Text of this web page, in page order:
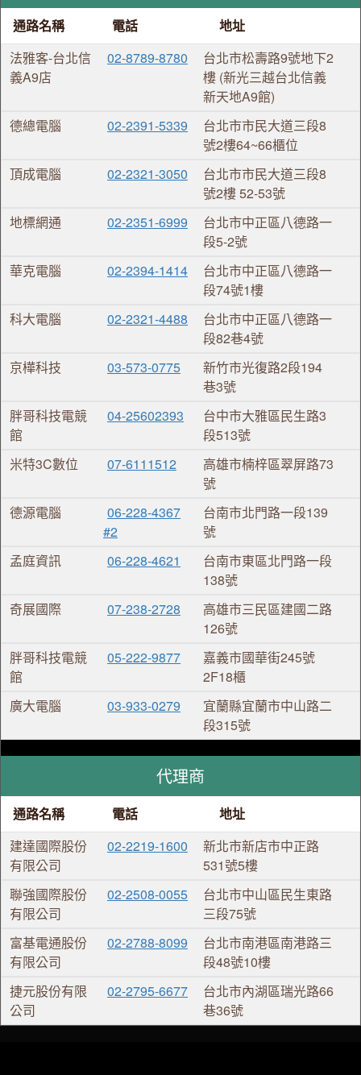
通路名稱 電話
地址
法雅客-台北信
義A9店
02-8789-8780
台北市松壽路9號地下2
樓 (新光三越台北信義
新天地A9館)
德總電腦
02-2391-5339
台北市市民大道三段8
號2樓64~66櫃位
頂成電腦
02-2321-3050
台北市市民大道三段8
號2樓 52-53號
地標網通
02-2351-6999
台北市中正區八德路一
段5-2號
華克電腦
02-2394-1414
台北市中正區八德路一
段74號1樓
科大電腦
02-2321-4488
台北市中正區八德路一
段82巷4號
京樺科技
03-573-0775
新竹市光復路2段194
巷3號
胖哥科技電競
館
04-25602393
台中市大雅區民生路3
段513號
米特3C數位
07-6111512
高雄市楠梓區翠屏路73
號
德源電腦
06-228-4367
#2
台南市北門路一段139
號
孟庭資訊
06-228-4621
台南市東區北門路一段
138號
奇展國際
07-238-2728
高雄市三民區建國二路
126號
胖哥科技電競
館
05-222-9877
嘉義市國華街245號
2F18櫃
廣大電腦
03-933-0279
宜蘭縣宜蘭市中山路二
段315號
代理商
通路名稱 電話
地址
建達國際股份
有限公司
02-2219-1600
新北市新店市中正路
531號5樓
聯強國際股份
有限公司
02-2508-0055
台北市中山區民生東路
三段75號
富基電通股份
有限公司
02-2788-8099
台北市南港區南港路三
段48號10樓
捷元股份有限
公司
02-2795-6677
台北市內湖區瑞光路66
巷36號